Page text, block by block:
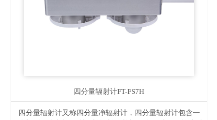
四分量辐射计FT-FS7H
四分量辐射计又称四分量净辐射计，四分量辐射计包含一